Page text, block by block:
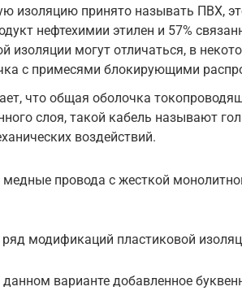
изоляцию принято называть ПВХ,
нефтехимии этилен и 57%
изоляции могут отличаться, в
с примесями блокирующими
что общая оболочка
слоя, такой кабель называют
воздействий.
провода с жесткой
модификаций пластиковой
варианте добавленное